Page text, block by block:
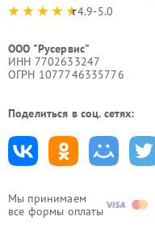
Мы принимаем
все формы оплаты
4.9-5.0
ООО "Русервис"
ИНН 7702633247
ОГРН 1077746335776
Поделиться в соц. сетях: